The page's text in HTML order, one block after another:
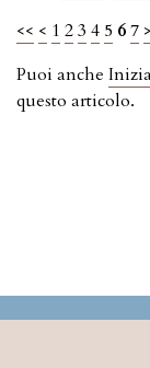
<< < 1 23 4 5 67 >
Puoi anche
questo articolo.